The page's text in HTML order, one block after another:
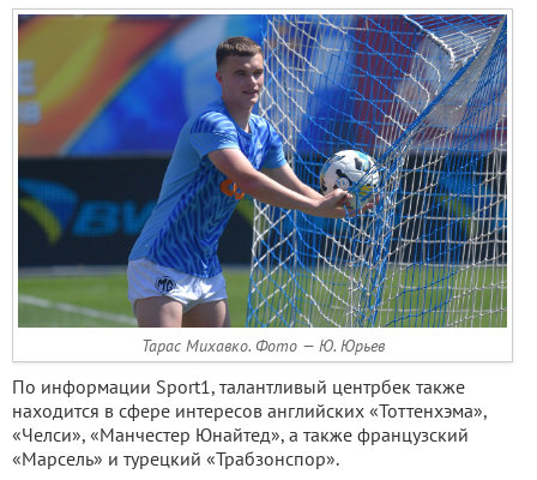
Тарас Михавко. Фото — Ю. Юрьев
По информации Sport1, талантливый центрбек также
находится в сфере интересов английских «Тоттенхэма»,
«Челси», «Манчестер Юнайтед», а также французский
«Марсель» и турецкий «Трабзонспор».